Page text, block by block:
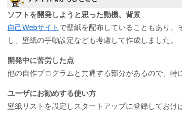
ソフトを開発しようと思った動機、背景
自己Webサイト で壁紙を配布していることもあり、
し、壁紙の手動設定なども考慮して作成しました。
開発中に苦労した点
他の自作プログラムと共通する部分があるので、特
ユーザにお勧めする使い方
壁紙リストを設定しスタートアップに登録しておけ